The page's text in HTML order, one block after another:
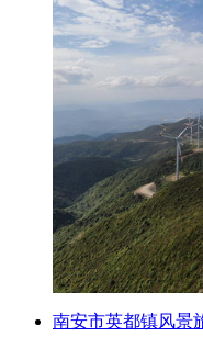
南安市英都镇风景